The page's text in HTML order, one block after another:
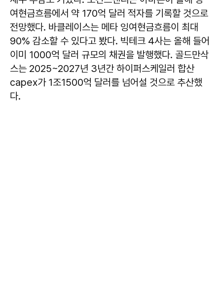
여현금흐름에서 약 170억 달러 적자를 기록할 것으로
전망했다. 바클레이스는 메타 잉여현금흐름이 최대
90% 감소할 수 있다고 봤다. 빅테크 4사는 올해 들어
이미 1000억 달러 규모의 채권을 발행했다. 골드만삭
스는 2025~2027년 3년간 하이퍼스케일러 합산
capex가 1조1500억 달러를 넘어설 것으로 추산했
다.